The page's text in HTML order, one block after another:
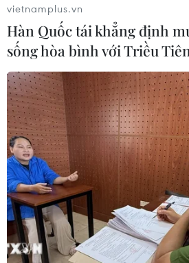
TIN LIÊN QUAN
vietnamplus.vn
Hàn Quốc tái khẳng định
sống hòa bình với Triều Tiên